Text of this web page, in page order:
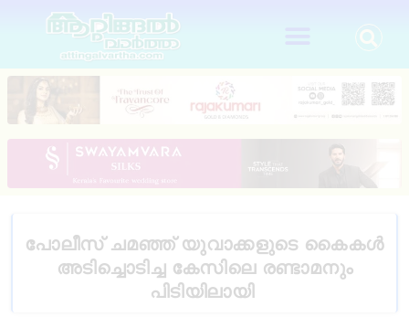
പോലീസ് ചമഞ്ഞ് യുവാക്കളുടെ കൈകൾ
അടിച്ചൊടിച്ച കേസിലെ രണ്ടാമനും
പിടിയിലായി